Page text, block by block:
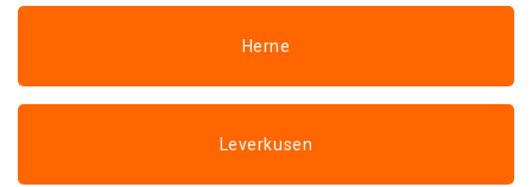
Herne
Leverkusen